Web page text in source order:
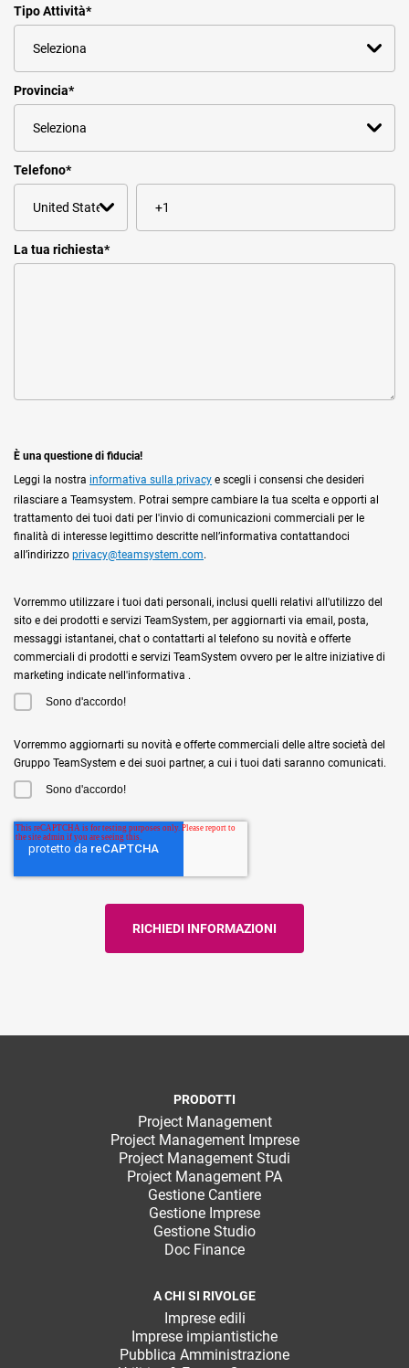
Tipo Attività*
Provincia*
Telefono*
La tua richiesta*
È una questione di fiducia!
Leggi la nostra informativa sulla privacy e scegli i consensi che desideri
rilasciare a Teamsystem. Potrai sempre cambiare la tua scelta e opporti al
trattamento dei tuoi dati per l'invio di comunicazioni commerciali per le
finalità di interesse legittimo descritte nell’informativa contattandoci
all’indirizzo privacy@teamsystem.com.
Vorremmo utilizzare i tuoi dati personali, inclusi quelli relativi all'utilizzo del
sito e dei prodotti e servizi TeamSystem, per aggiornarti via email, posta,
messaggi istantanei, chat o contattarti al telefono su novità e offerte
commerciali di prodotti e servizi TeamSystem ovvero per le altre iniziative di
marketing indicate nell'informativa .
Sono d'accordo!
Vorremmo aggiornarti su novità e offerte commerciali delle altre società del
Gruppo TeamSystem e dei suoi partner, a cui i tuoi dati saranno comunicati.
Sono d'accordo!
PRODOTTI
Project Management
Project Management Imprese
Project Management Studi
Project Management PA
Gestione Cantiere
Gestione Imprese
Gestione Studio
Doc Finance
A CHI SI RIVOLGE
Imprese edili
Imprese impiantistiche
Pubblica Amministrazione